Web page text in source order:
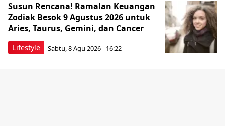
Lifestyle
Susun Rencana! Ramalan Keuangan
Zodiak Besok 9 Agustus 2026 untuk
Aries, Taurus, Gemini, dan Cancer
Sabtu, 8 Agu 2026 - 16:22